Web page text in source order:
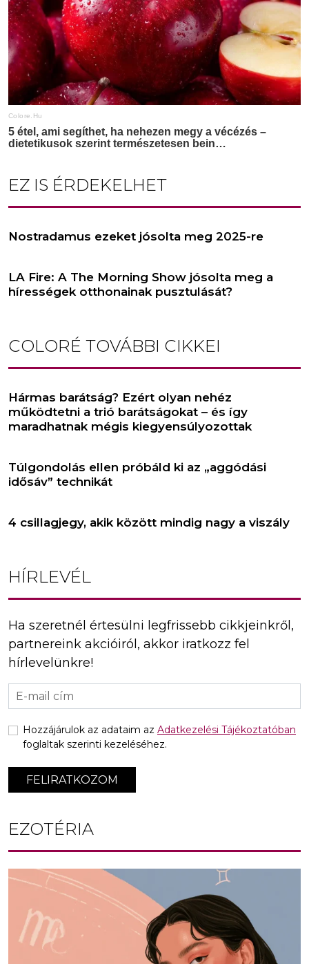
EZ IS ÉRDEKELHET
Nostradamus ezeket jósolta meg 2025-re
LA Fire: A The Morning Show jósolta meg a
hírességek otthonainak pusztulását?
COLORÉ TOVÁBBI CIKKEI
Hármas barátság? Ezért olyan nehéz
működtetni a trió barátságokat – és így
maradhatnak mégis kiegyensúlyozottak
Túlgondolás ellen próbáld ki az „aggódási
idősáv” technikát
4 csillagjegy, akik között mindig nagy a viszály
HÍRLEVÉL
Ha szeretnél értesülni legfrissebb cikkjeinkről,
partnereink akcióiról, akkor iratkozz fel
hírlevelünkre!
FELIRATKOZOM
Hozzájárulok az adataim az Adatkezelési Tájékoztatóban
foglaltak szerinti kezeléséhez.
EZOTÉRIA